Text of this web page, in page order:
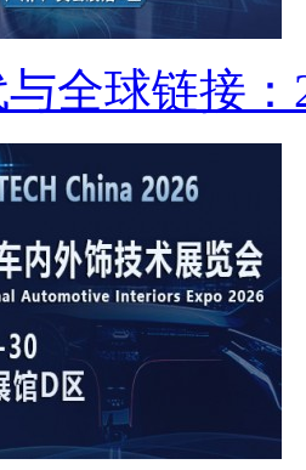
全球链接：